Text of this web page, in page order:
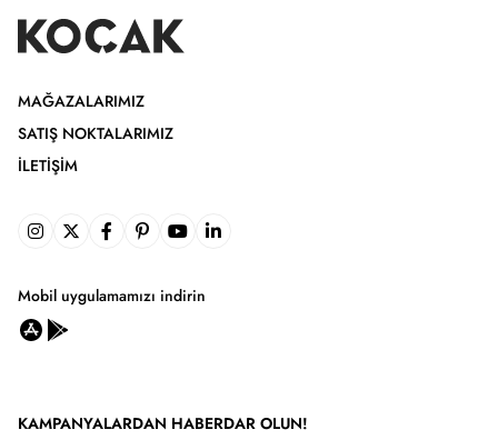
MAĞAZALARIMIZ
SATIŞ NOKTALARIMIZ
İLETIŞIM
Mobil uygulamamızı indirin
KAMPANYALARDAN HABERDAR OLUN!